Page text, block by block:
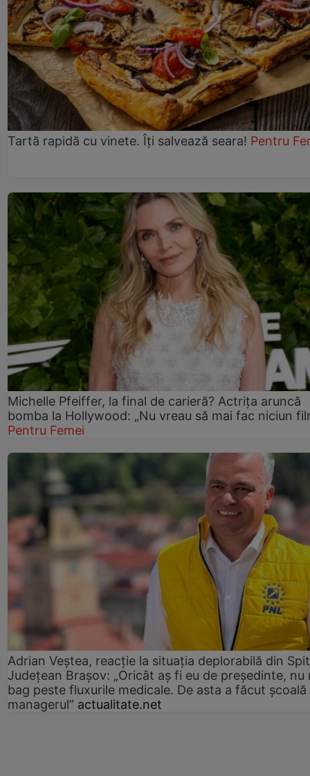
Tartă rapidă cu vinete. Îți salvează seara! Pentru
Michelle Pfeiffer, la final de carieră? Actrița aruncă
bomba la Hollywood: „Nu vreau să mai fac niciun
Pentru Femei
Adrian Veștea, reacție la situația deplorabilă din
Județean Brașov: „Oricât aș fi eu de președinte, nu
bag peste fluxurile medicale. De asta a făcut școală
managerul” actualitate.net